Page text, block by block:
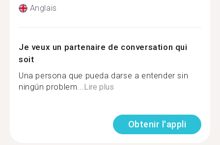
Anglais
Je veux un partenaire de conversation qui
soit
Una persona que pueda darse a entender sin
ningún problem...Lire plus
Obtenir l'appli